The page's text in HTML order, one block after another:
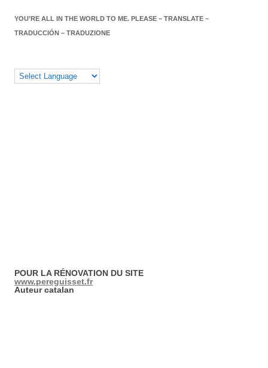
YOU’RE ALL IN THE WORLD TO ME. PLEASE – TRANSLATE –
TRADUCCIÓN – TRADUZIONE
POUR LA RÉNOVATION DU SITE
www.pereguisset.fr
Auteur catalan